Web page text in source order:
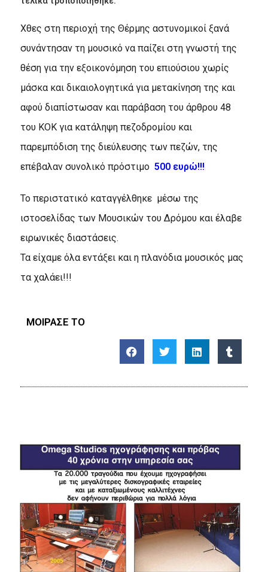
Χθες στη περιοχή της Θέρμης αστυνομικοί ξανά
συνάντησαν τη μουσικό να παίζει στη γνωστή της
θέση για την εξοικονόμηση του επιούσιου χωρίς
μάσκα και δικαιολογητικά για μετακίνηση της και
αφού διαπίστωσαν και παράβαση του άρθρου 48
του ΚΟΚ για κατάληψη πεζοδρομίου και
παρεμπόδιση της διεύλευσης των πεζών, της
επέβαλαν συνολικό πρόστιμο 500 ευρώ!!!
Το περιστατικό καταγγέλθηκε μέσω της
ιστοσελίδας των Μουσικών του Δρόμου και έλαβε
ειρωνικές διαστάσεις.
Τα είχαμε όλα εντάξει και η πλανόδια μουσικός μας
τα χαλάει!!!
ΜΟΙΡΑΣΕ ΤΟ